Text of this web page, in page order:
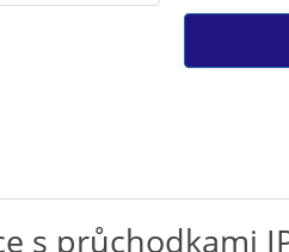
s průchodkami